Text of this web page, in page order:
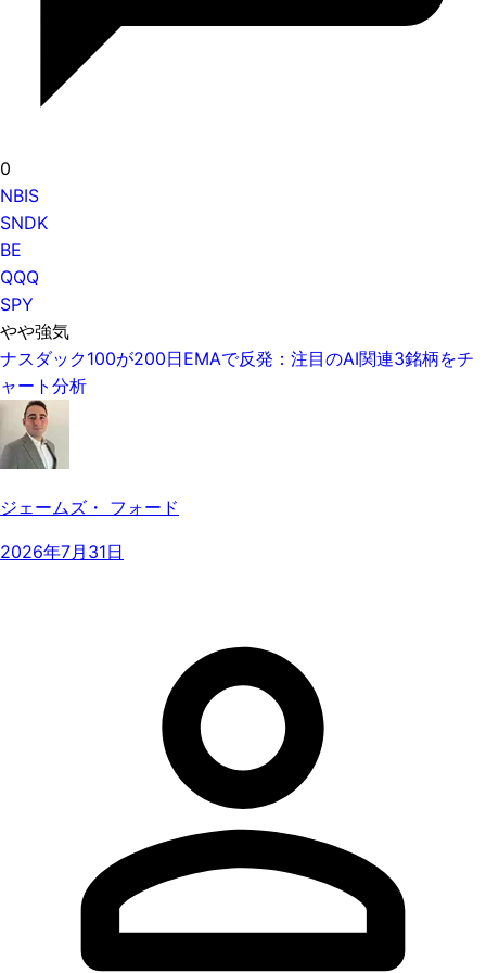
0
NBIS
SNDK
BE
QQQ
SPY
やや強気
ナスダック100が200日EMAで反発：注目のAI関連3銘柄をチ
ャート分析
ジェームズ・ フォード
2026年7月31日